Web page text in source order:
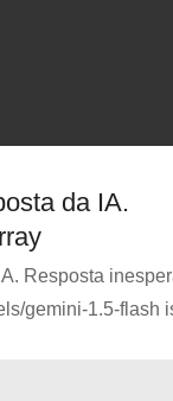
da IA.
Resposta
gemini-1.5-flash